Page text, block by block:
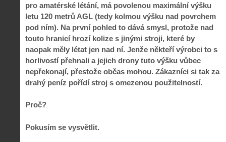
pro amatérské létání, má povolenou maximální výšku
letu 120 metrů AGL (tedy kolmou výšku nad povrchem
pod ním). Na první pohled to dává smysl, protože nad
touto hranicí hrozí kolize s jinými stroji, které by
naopak měly létat jen nad ní. Jenže někteří výrobci to s
horlivostí přehnali a jejich drony tuto výšku vůbec
nepřekonají, přestože občas mohou. Zákazníci si tak za
drahý peníz pořídí stroj s omezenou použitelností.
Proč?
Pokusím se vysvětlit.